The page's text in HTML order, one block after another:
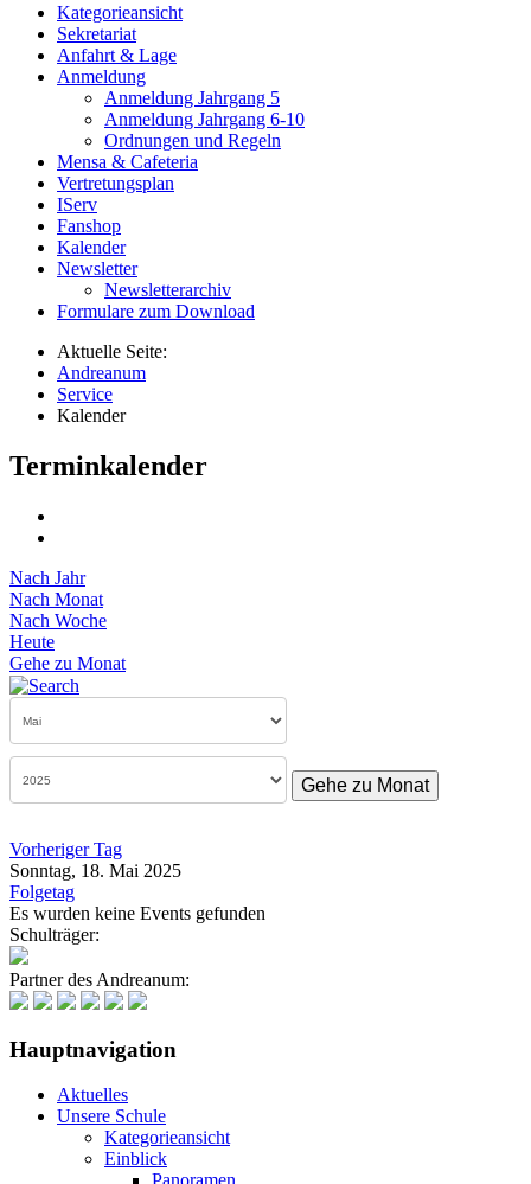
Kategorieansicht
Sekretariat
Anfahrt & Lage
Anmeldung
Anmeldung Jahrgang 5
Anmeldung Jahrgang 6-10
Ordnungen und Regeln
Mensa & Cafeteria
Vertretungsplan
IServ
Fanshop
Kalender
Newsletter
Newsletterarchiv
Formulare zum Download
Aktuelle Seite:
Andreanum
Service
Kalender
Terminkalender
Nach Jahr
Nach Monat
Nach Woche
Heute
Gehe zu Monat
Gehe zu Monat
Vorheriger Tag
Sonntag, 18. Mai 2025
Folgetag
Es wurden keine Events gefunden
Schulträger:
Partner des Andreanum:
Hauptnavigation
Aktuelles
Unsere Schule
Kategorieansicht
Einblick